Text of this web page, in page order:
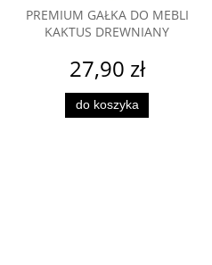
PREMIUM GAŁKA DO MEBLI
KAKTUS DREWNIANY
27,90 zł
do koszyka